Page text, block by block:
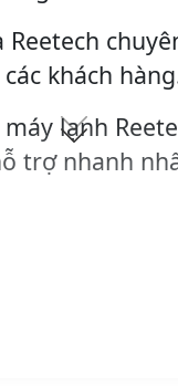
khách
lạnh
trợ nhanh